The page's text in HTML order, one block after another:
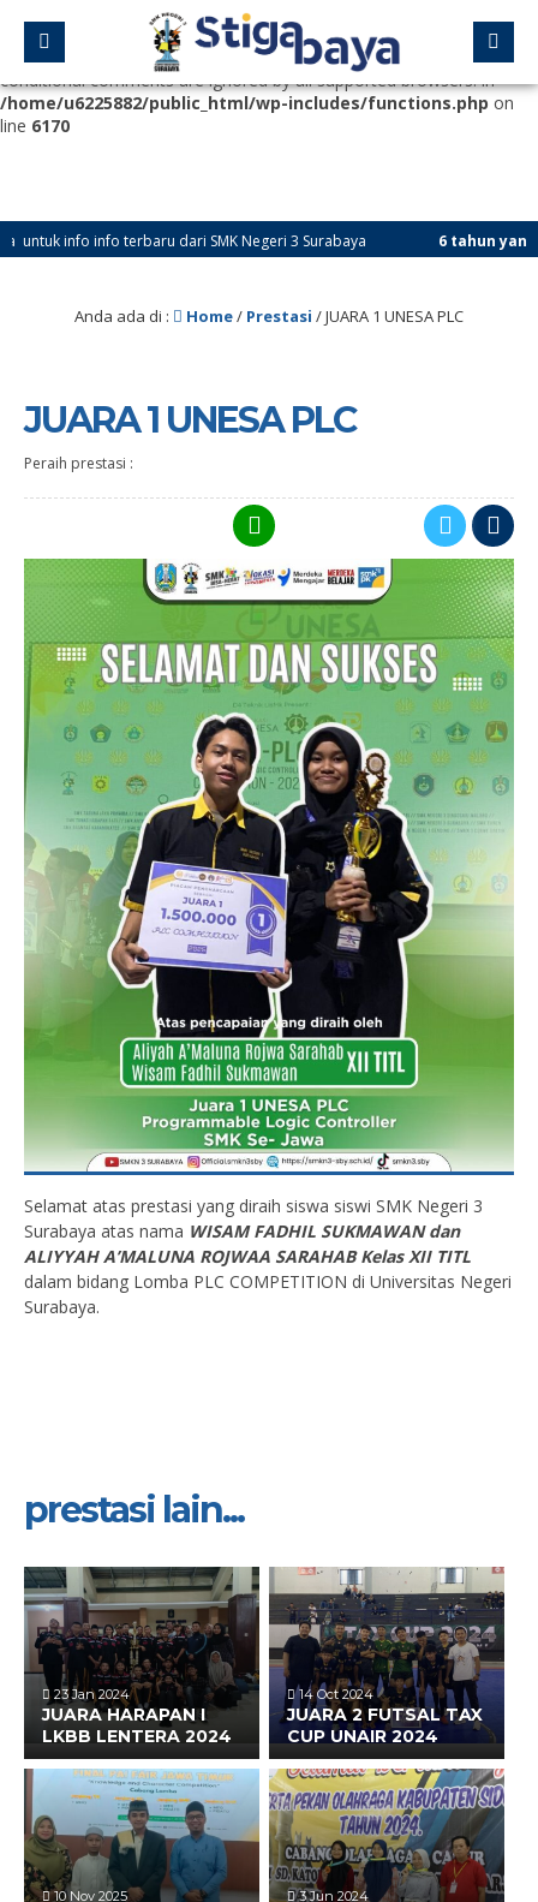
Deprecated
: Function WP_Dependencies->add_data() was called
with an argument that is
deprecated
since version 6.9.0! IE
conditional comments are ignored by all supported browsers. in
/home/u6225882/public_html/wp-includes/functions.php on
line 6170
info info terbaru dari SMK Negeri 3 Surabaya 6 tahun yang lalu/
Anda ada di : Home/ Prestasi /JUARA 1 UNESA PLC
JUARA 1 UNESA PLC
Peraih prestasi :
Selamat atas prestasi yang diraih siswa siswi SMK Negeri 3
Surabaya atas nama WISAM FADHIL SUKMAWAN dan
ALIYYAH A’MALUNA ROJWAA SARAHAB Kelas XII TITL
dalam bidang Lomba PLC COMPETITION di Universitas Negeri
Surabaya.
prestasi lain...
23 Jan 2024
JUARA HARAPAN I
LKBB LENTERA 2024
14 Oct 2024
JUARA 2 FUTSAL TAX
CUP UNAIR 2024
10 Nov 2025 3 Jun 2024